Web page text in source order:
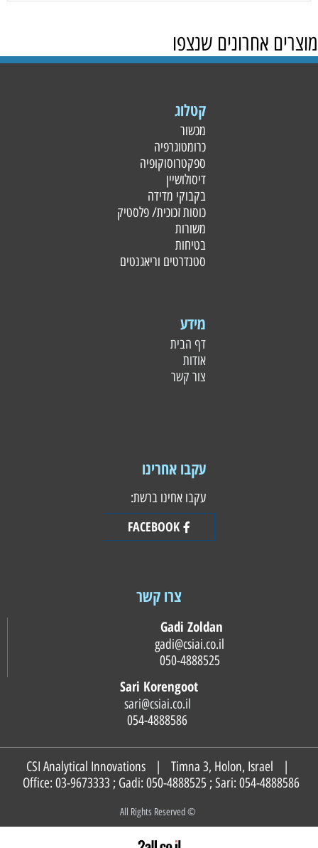
מוצרים אחרונים שנצפו
קטלוג
מכשור
כרומטוגרפיה
ספקטרוסוקופיה
דיסולושיין
בקבוקי מדידה
כוסות זכוכית/ פלסטיק
משורות
בטיחות
סטנדרטים וריאגנטים
מידע
דף הבית
אודות
צור קשר
עקבו אחרינו
עקבו אחינו ברשת:
FACEBOOK
צרו קשר
Gadi Zoldan
Sari Korengoot
sari@csiai.co.il
CSI Analytical Innovations | Timna 3, Holon, Israel |
Office: 03-9673333 ; Gadi: 050-4888525 ; Sari: 054-4888586
© All Rights Reserved